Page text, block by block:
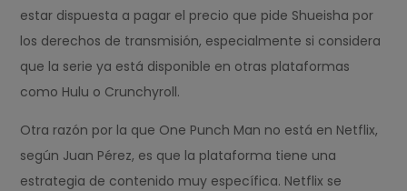
estar dispuesta a pagar el precio que pide Shueisha por
los derechos de transmisión, especialmente si considera
que la serie ya está disponible en otras plataformas
como Hulu o Crunchyroll.
Otra razón por la que One Punch Man no está en Netflix,
según Juan Pérez, es que la plataforma tiene una
estrategia de contenido muy específica. Netflix se